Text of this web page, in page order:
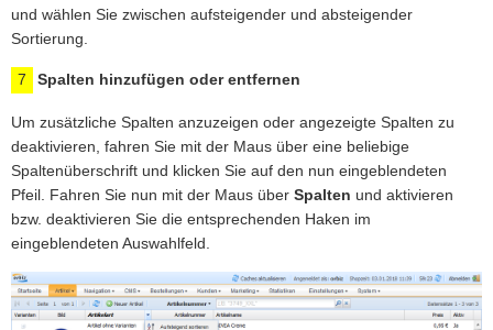
und wählen Sie zwischen aufsteigender und absteigender
Sortierung.
7 Spalten hinzufügen oder entfernen
Um zusätzliche Spalten anzuzeigen oder angezeigte Spalten zu
deaktivieren, fahren Sie mit der Maus über eine beliebige
Spaltenüberschrift und klicken Sie auf den nun eingeblendeten
Pfeil. Fahren Sie nun mit der Maus über Spalten und aktivieren
bzw. deaktivieren Sie die entsprechenden Haken im
eingeblendeten Auswahlfeld.